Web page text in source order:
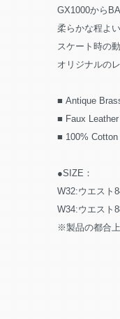
GX1000から
柔らかな程よ
スケート時の
オリジナルの
■ Antique
■ Faux Leather
■ 100% Cotton
●SIZE：
W32:ウエスト
W34:ウエスト
※製品の都合